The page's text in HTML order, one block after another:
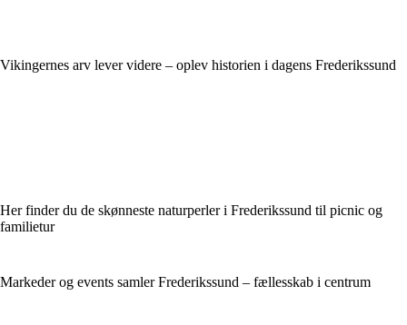
Vikingernes arv lever videre – oplev historien i dagens Frederikssund
Her finder du de skønneste naturperler i Frederikssund til picnic og
familietur
Markeder og events samler Frederikssund – fællesskab i centrum